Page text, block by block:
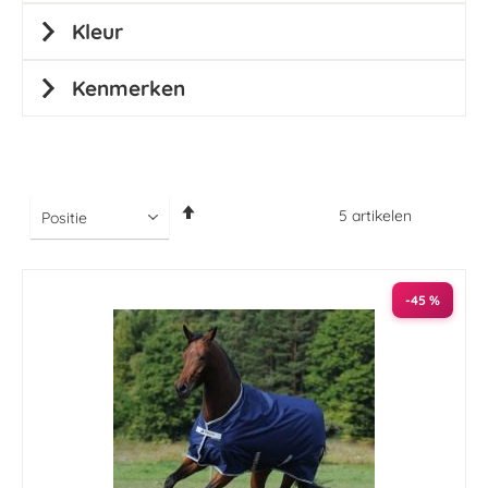
5 artikelen
-45 %
Kleur
Kenmerken